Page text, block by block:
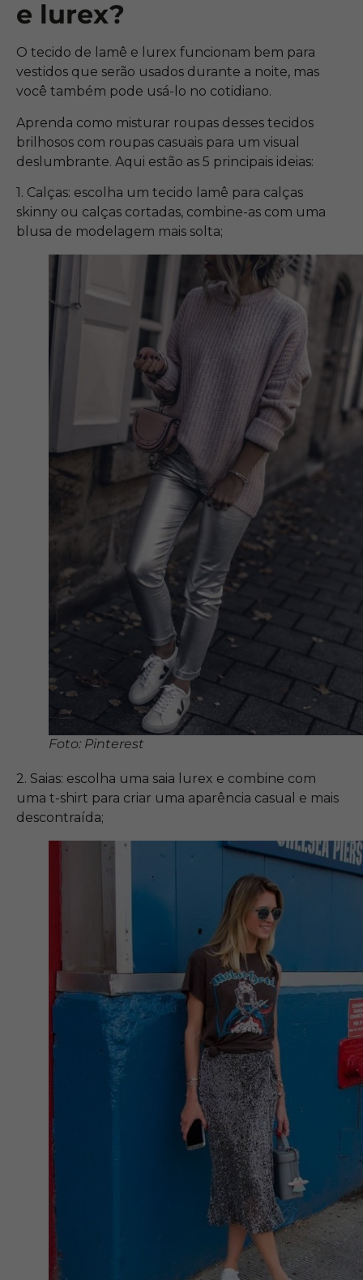
e lurex?
O tecido de lamê e lurex funcionam bem para
vestidos que serão usados durante a noite, mas
você também pode usá-lo no cotidiano.
Aprenda como misturar roupas desses tecidos
brilhosos com roupas casuais para um visual
deslumbrante. Aqui estão as 5 principais ideias:
1. Calças: escolha um tecido lamê para calças
skinny ou calças cortadas, combine-as com uma
blusa de modelagem mais solta;
Foto: Pinterest
2. Saias: escolha uma saia lurex e combine com
uma t-shirt para criar uma aparência casual e mais
descontraída;